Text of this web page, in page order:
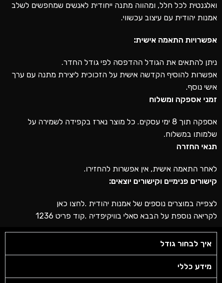
ואלגנטית לכל חלל, ומהווה מתנה ייחודית לאנשים שמחפשים לשלב
אמנות יהודית עם עיצוב עכשווי.
אפשרויות התאמה אישית:
ניתן להתאים את הגודל ההדפסה לפי גודל החדר.
אפשרות להוסיף הקדשה אישית על הזכוכית ליצירת מתנה עם ערך
אישי נוסף.
זמני אספקה ​​ומשלוח
אספקה ​​תוך 8 ימי עסקים. כל מוצר נארז בקפידה לשמירה על
שלמותו במשלוח.
תנאי החזרה
לאחר התאמה אישית, אין אפשרות להחזירו.
קישורים פנימיים וקישורים יוצאים:
לצפייה במוצרים נוספים של אמנות יהודית .לחצו כאן
לקריאה נוספת על הבבא סאלי בוויקיפדיה .קוד פריט 1236
איך לבחור גודל
מידע כללי